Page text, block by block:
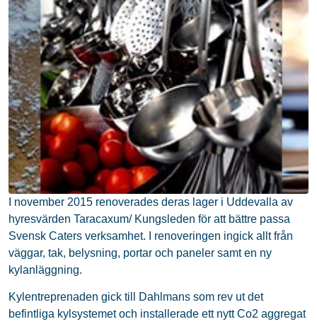
I november 2015 renoverades deras lager i Uddevalla av
hyresvärden Taracaxum/ Kungsleden för att bättre passa
Svensk Caters verksamhet. I renoveringen ingick allt från
väggar, tak, belysning, portar och paneler samt en ny
kylanläggning.
Kylentreprenaden gick till Dahlmans som rev ut det
befintliga kylsystemet och installerade ett nytt Co2 aggregat